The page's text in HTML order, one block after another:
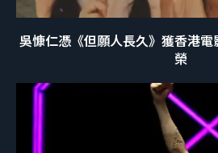
吳慷仁憑《但願人長久》獲香港
榮